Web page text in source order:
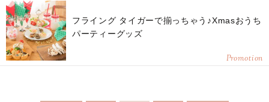
フライング タイガーで揃っちゃう♪Xmasおうち
パーティーグッズ
Promotion